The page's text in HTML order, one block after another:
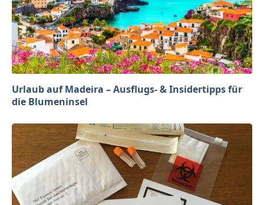
Urlaub auf Madeira – Ausflugs- & Insidertipps für
die Blumeninsel